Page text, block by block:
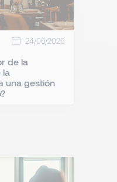
24/06/2026
de la
la
una gestión